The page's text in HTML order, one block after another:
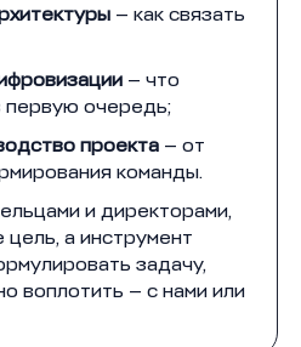
— как связать
— что
первую очередь;
проекта— от
команды.
и директорами,
а инструмент
задачу,
воплотить — с нами или